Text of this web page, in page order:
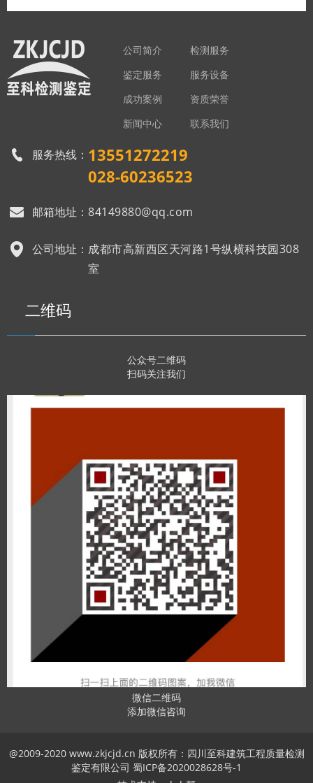
公司简介
检测服务
鉴定服务
服务设备
成功案例
资质荣誉
新闻中心
联系我们
服务热线： 13551272219
028-60236523
邮箱地址： 84149880@qq.com
公司地址： 成都市高新西区天河路1号纵横科技园308
室
二维码
公众号二维码
扫码关注我们
微信二维码
添加微信咨询
@2009-2020 www.zkjcjd.cn 版权所有：四川至科建筑工程质量检测
鉴定有限公司 蜀ICP备2020028628号-1